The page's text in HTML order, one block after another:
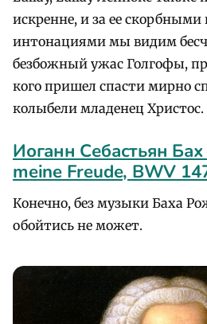
искренне, и за ее
интонациями мы видим
безбожный ужас Голгофы,
кого пришел спасти мирно
колыбели младенец Христос.
Иоганн Себастьян
meine Freude, BWV
Конечно, без музыки Баха
обойтись не может.